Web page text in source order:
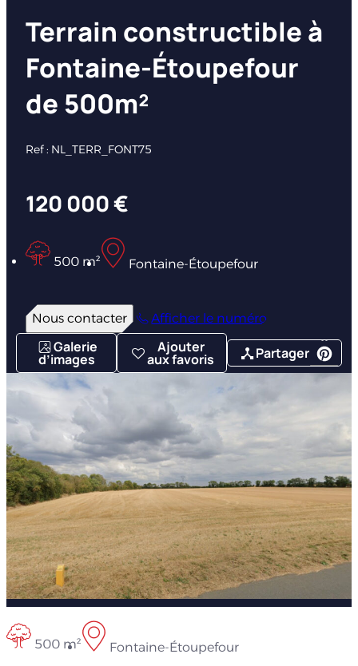
Terrain constructible à
Fontaine-Étoupefour
de 500m²
Ref : NL_TERR_FONT75
120 000 €
500 m² Fontaine-Étoupefour
Nous contacter Afficher le numéro
Galerie
d’images
Ajouter
aux favoris Partager
500 m² Fontaine-Étoupefour